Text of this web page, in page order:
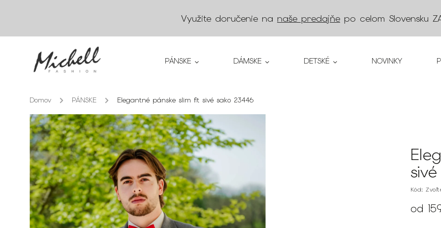
Využite doručenie na naše predajňe po celom Slovensku
PÁNSKE DÁMSKE DETSKÉ NOVINKY
Domov / PÁNSKE / Elegantné pánske slim fit sivé sako 23446
Kód:
od